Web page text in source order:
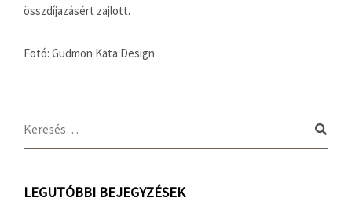
összdíjazásért zajlott.
Fotó: Gudmon Kata Design
LEGUTÓBBI BEJEGYZÉSEK